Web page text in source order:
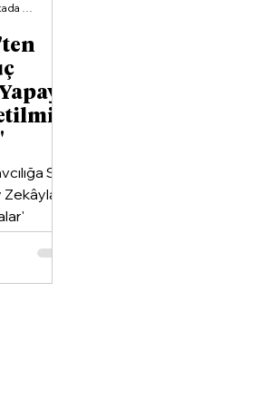
Suç
3 dakikada okunur